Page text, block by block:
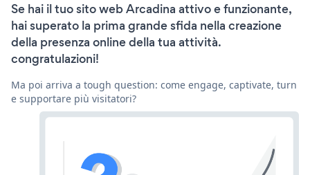
Se hai il tuo sito web Arcadina attivo e funzionante,
hai superato la prima grande sfida nella creazione
della presenza online della tua attività.
congratulazioni!
Ma poi arriva a tough question: come engage, captivate, turn
e supportare più visitatori?